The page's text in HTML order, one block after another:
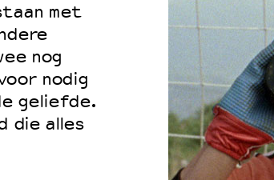
met
nog
nodig
geliefde.
die alles